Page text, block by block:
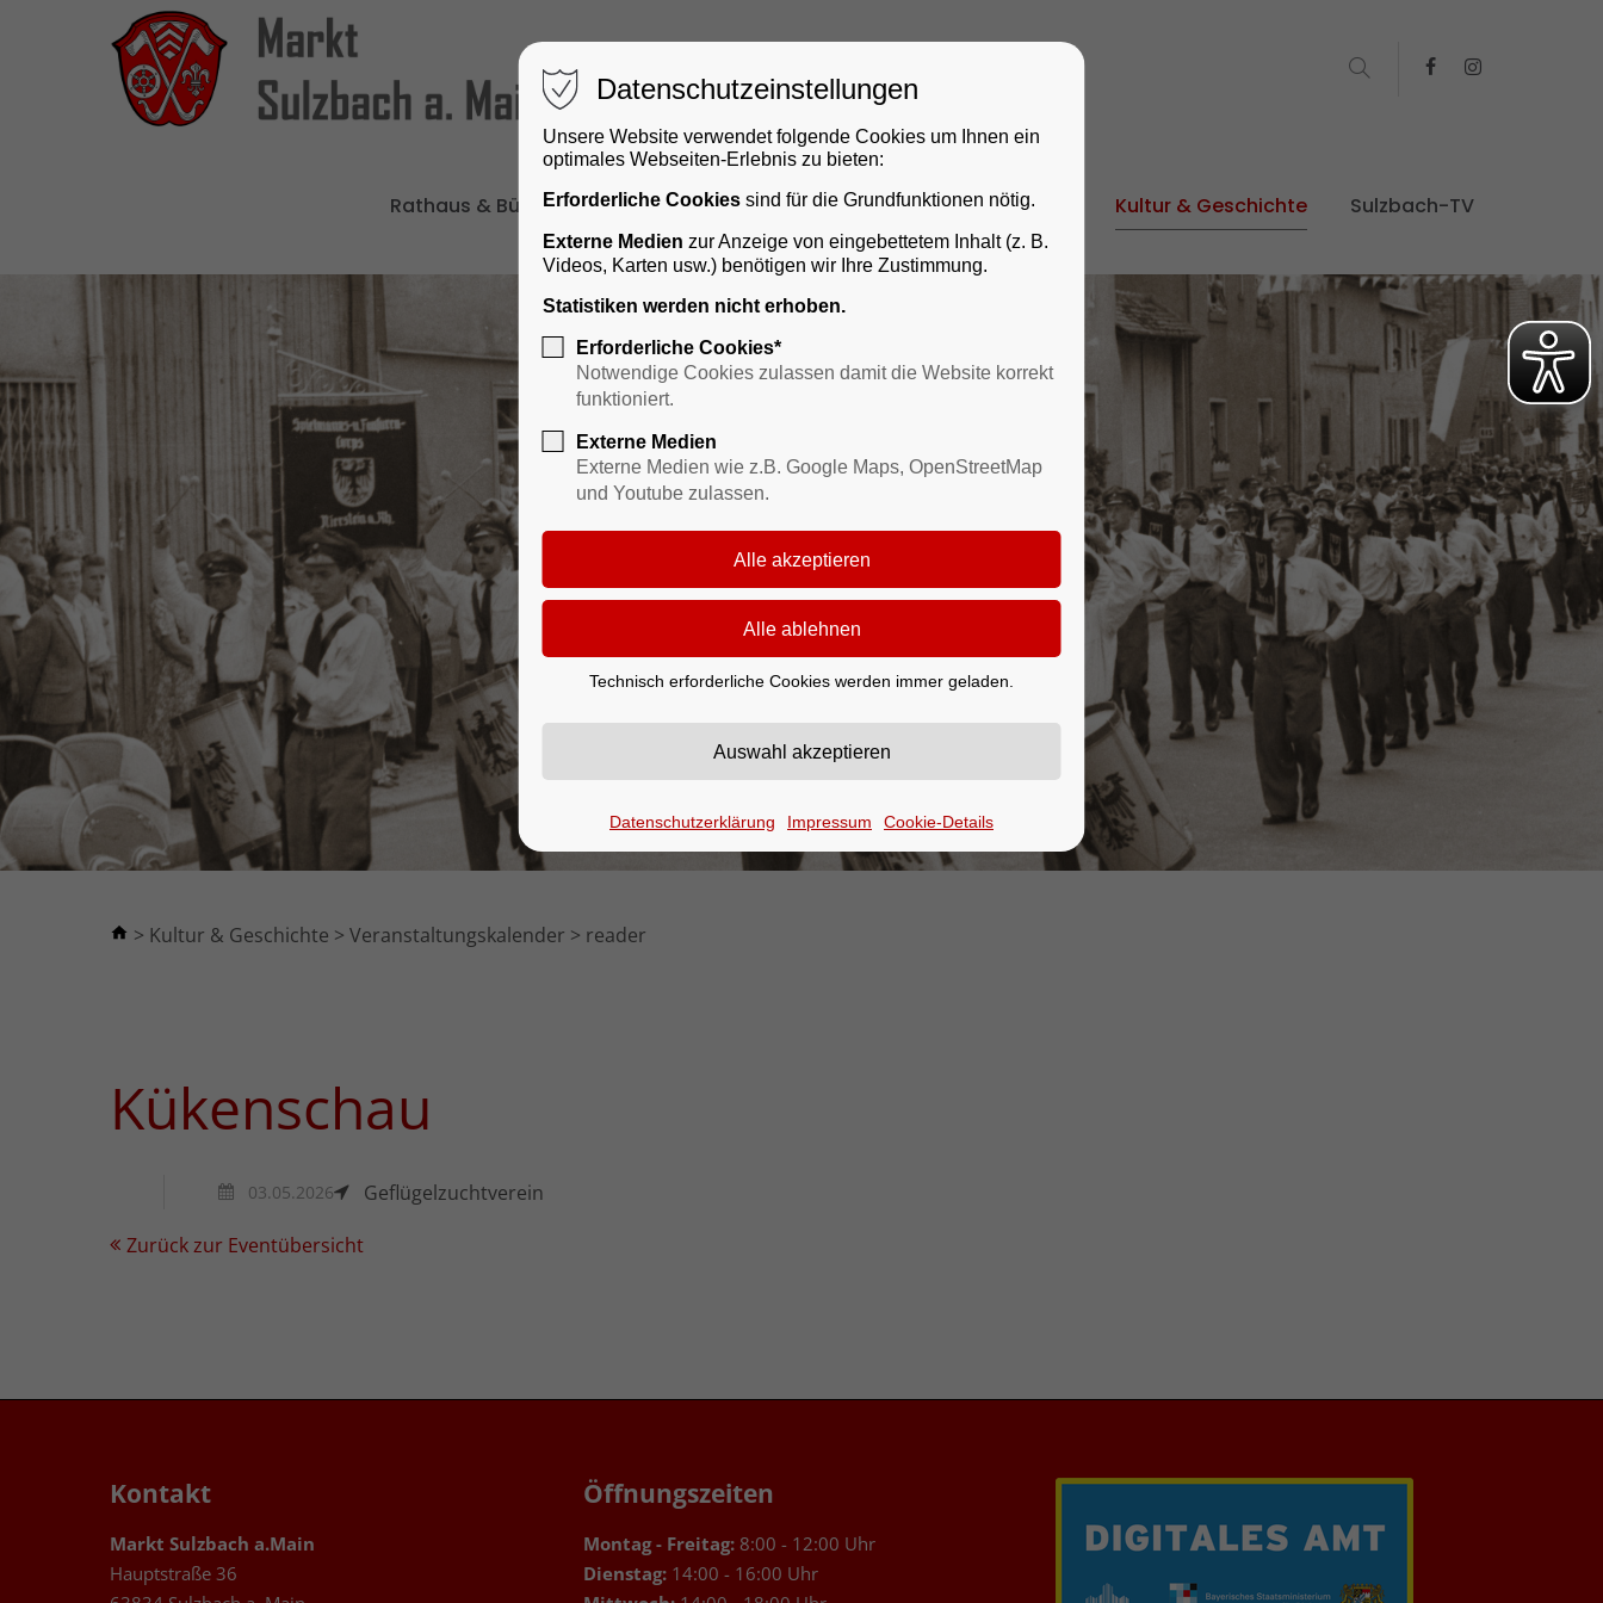
Rathaus & Bürgerservice Bauen & Gewerbe Verkehr Freizeit Kultur & Geschichte Sulzbach-TV
Kultur & Geschichte Veranstaltungskalender reader
Kükenschau
03.05.2026
Geflügelzuchtverein
Zurück zur Eventübersicht
Kontakt
Markt Sulzbach a.Main
Hauptstraße 36
Öffnungszeiten
Montag - Freitag: 8:00 - 12:00 Uhr
Dienstag: 14:00 - 16:00 Uhr
Datenschutzeinstellungen
Unsere Website verwendet folgende Cookies um Ihnen ein
optimales Webseiten-Erlebnis zu bieten:
Erforderliche Cookiessind für die Grundfunktionen nötig.
Externe Medien zur Anzeige von eingebettetem Inhalt (z. B.
Videos, Karten usw.) benötigen wir Ihre Zustimmung.
Statistiken werden nicht erhoben.
Erforderliche Cookies*
Notwendige Cookies zulassen damit die Website korrekt
funktioniert.
Externe Medien
Externe Medien wie z.B. Google Maps, OpenStreetMap
und Youtube zulassen.
Technisch erforderliche Cookies werden immer geladen.
Datenschutzerklärung Impressum Cookie-Details